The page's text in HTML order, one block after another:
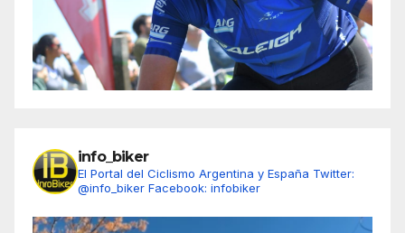
info_biker
El Portal del Ciclismo Argentina y España Twitter:
@info_biker Facebook: infobiker